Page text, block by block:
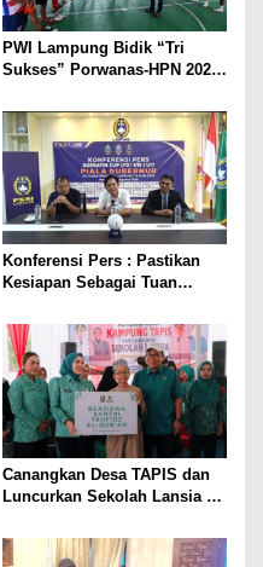
PWI Lampung Bidik “Tri
Sukses” Porwanas-HPN 2027:
Pariwisata Menggeliat
Konferensi Pers : Pastikan
Kesiapan Sebagai Tuan
Tiga Venue Pelaksanaan
Soeratin Cup Piala Gubernur
Lampung
Canangkan Desa TAPIS dan
Luncurkan Sekolah Lansia di
TP PKK Lampung Dorong
Pembangunan SDM Dimulai